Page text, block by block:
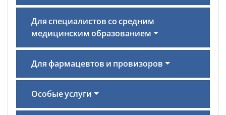
Для специалистов со средним
медицинским образованием
Для фармацевтов и провизоров
Особые услуги